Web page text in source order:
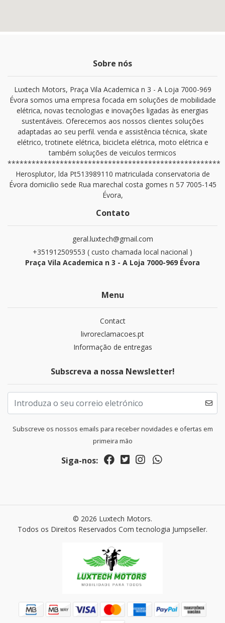
Sobre nós
Luxtech Motors, Praça Vila Academica n 3 - A Loja 7000-969
Évora somos uma empresa focada em soluções de mobilidade
elétrica, novas tecnologias e inovações ligadas às energias
sustentáveis. Oferecemos aos nossos clientes soluções
adaptadas ao seu perfil. venda e assistência técnica, skate
elétrico, trotinete elétrica, bicicleta elétrica, moto elétrica e
também soluções de veiculos termicos
*****************************************************
Herosplutor, lda Pt513989110 matriculada conservatoria de
Évora domicilio sede Rua marechal costa gomes n 57 7005-145
Évora,
Contato
geral.luxtech@gmail.com
+351912509553 ( custo chamada local nacional )
Praça Vila Academica n 3 - A Loja 7000-969 Évora
Menu
Contact
livroreclamacoes.pt
Informação de entregas
Subscreva a nossa Newsletter!
Subscreve os nossos emails para receber novidades e ofertas em
primeira mão
Siga-nos:
© 2026 Luxtech Motors.
Todos os Direitos Reservados Com tecnologia Jumpseller.